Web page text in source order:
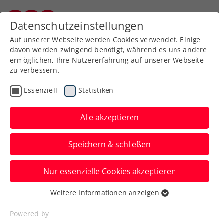
Zurück zur Newsübersicht
Turniere
Generali Open Kitzbühel:
Erler/Miedler steuern
Titeltriple an
Österreichs Paradedoppel ist beim ATP-
Turnier in Kitzbühel wieder am Start.
Philipp Oswald ein letztes Mal.
Verfasst von: Presseaussendung / Redaktion, 16.07.2024
Datenschutzeinstellungen
Auf unserer Webseite werden Cookies verwendet. Einige
davon werden zwingend benötigt, während es uns andere
ermöglichen, Ihre Nutzererfahrung auf unserer Webseite
zu verbessern.
Essenziell Statistiken
Alle akzeptieren
Speichern & schließen
Nur essenzielle Cookies akzeptieren
Essenziell
Essenzielle Cookies werden für grundlegende
Weitere Informationen anzeigen
Powered by